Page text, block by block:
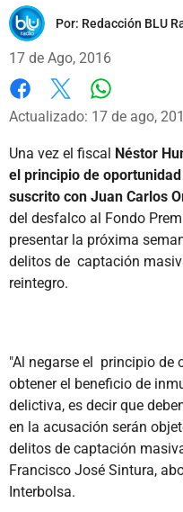
Por: Redacción BLU
17 de Ago, 2016
Facebook
X
Actualizado: 17 de ago,
Una vez el fiscal Néstor
el principio de
suscrito con Juan Carlos
del desfalco al Fondo
presentar la próxima
delitos de captación
reintegro.
"Al negarse el principio
obtener el beneficio de
delictiva, es decir que
en la acusación serán
delitos de captación
Francisco José Sintura,
Interbolsa.